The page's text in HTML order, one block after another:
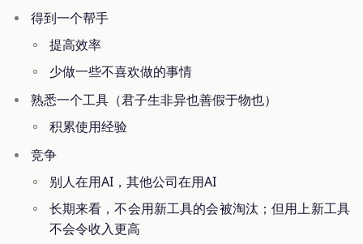
得到一个帮手
提高效率
少做一些不喜欢做的事情
熟悉一个工具（君子生非异也善假于物也）
积累使用经验
竞争
别人在用AI，其他公司在用AI
长期来看，不会用新工具的会被淘汰；但用上新工具
不会令收入更高